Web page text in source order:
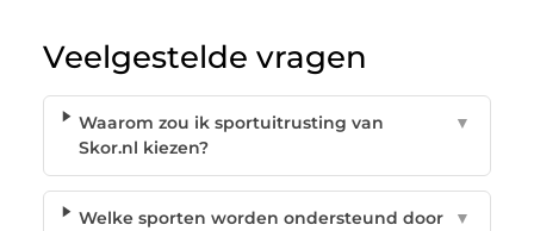
Veelgestelde vragen
Waarom zou ik sportuitrusting van
Skor.nl kiezen?
▼
Welke sporten worden ondersteund door
▼